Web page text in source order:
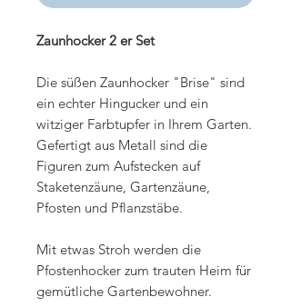
Zaunhocker 2 er Set
Die süßen Zaunhocker "Brise" sind
ein echter Hingucker und ein
witziger Farbtupfer in Ihrem Garten.
Gefertigt aus Metall sind die
Figuren zum Aufstecken auf
Staketenzäune, Gartenzäune,
Pfosten und Pflanzstäbe.
Mit etwas Stroh werden die
Pfostenhocker zum trauten Heim für
gemütliche Gartenbewohner.